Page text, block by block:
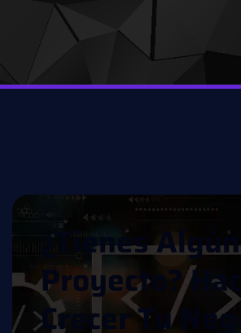
¿ ENESALGÚN
PROYECT O?H AC
CR E C ERT UN EGO